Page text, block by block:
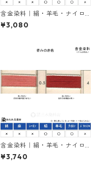
含金染料｜絹・羊毛・ナイロ
ンを染める｜100g｜イレミア
ブラックBG（青みの黒色）
¥3,080
含金染料｜絹・羊毛・ナイロ
ンを染める｜100g｜カヤカラ
ンレットGLW（赤色）
¥3,740